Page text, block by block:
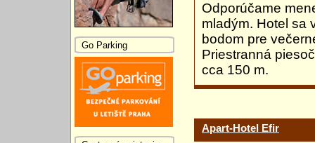
Odporúčame
mladým. Hotel sa
bodom pre
Priestranná
cca 150 m.
Apart-Hotel Efir
Go Parking